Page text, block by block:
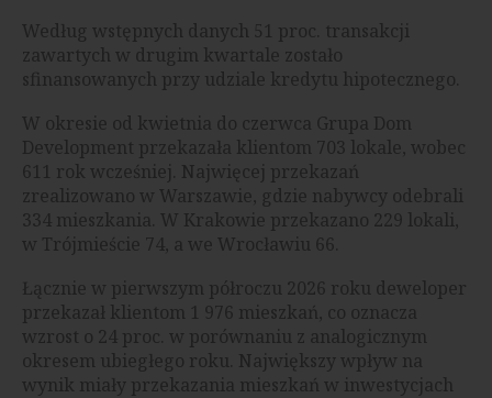
Według wstępnych danych 51 proc. transakcji
zawartych w drugim kwartale zostało
sfinansowanych przy udziale kredytu hipotecznego.
W okresie od kwietnia do czerwca Grupa Dom
Development przekazała klientom 703 lokale, wobec
611 rok wcześniej. Najwięcej przekazań
zrealizowano w Warszawie, gdzie nabywcy odebrali
334 mieszkania. W Krakowie przekazano 229 lokali,
w Trójmieście 74, a we Wrocławiu 66.
Łącznie w pierwszym półroczu 2026 roku deweloper
przekazał klientom 1 976 mieszkań, co oznacza
wzrost o 24 proc. w porównaniu z analogicznym
okresem ubiegłego roku. Największy wpływ na
wynik miały przekazania mieszkań w inwestycjach